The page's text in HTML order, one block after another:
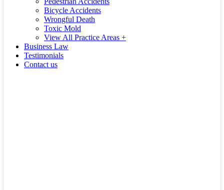
Bicycle Accidents
Wrongful Death
Toxic Mold
View All Practice Areas +
Business Law
Testimonials
Contact us